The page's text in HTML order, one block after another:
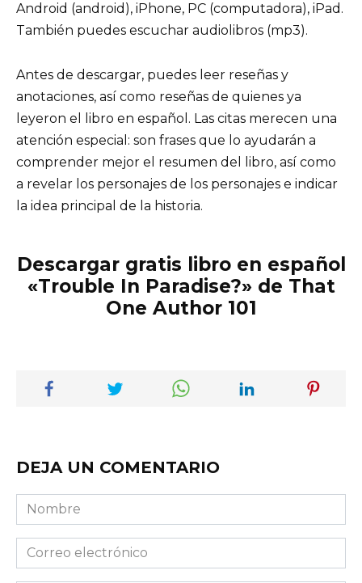
Android (android), iPhone, PC (computadora), iPad.
También puedes escuchar audiolibros (mp3).
Antes de descargar, puedes leer reseñas y
anotaciones, así como reseñas de quienes ya
leyeron el libro en español. Las citas merecen una
atención especial: son frases que lo ayudarán a
comprender mejor el resumen del libro, así como
a revelar los personajes de los personajes e indicar
la idea principal de la historia.
Descargar gratis libro en español
«Trouble In Paradise?» de That
One Author 101
DEJA UN COMENTARIO
Nombre
Correo
electrónico